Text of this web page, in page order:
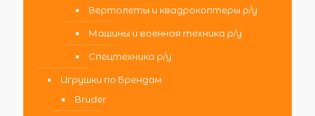
Вертолеты и квадрокоптеры р/у
Машины и военная техника р/у
Спецтехника р/у
Игрушки по Брендам
Bruder